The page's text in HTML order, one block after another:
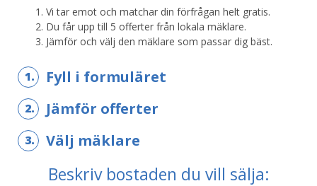
Vi tar emot och matchar din förfrågan helt gratis.
Du får upp till 5 offerter från lokala mäklare.
Jämför och välj den mäklare som passar dig bäst.
1. Fyll i formuläret
2. Jämför offerter
3. Välj mäklare
Beskriv bostaden du vill sälja: